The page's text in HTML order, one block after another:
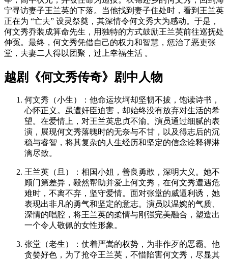
宁寻访妻子王兰英的下落。当他找到妻子住处时，看到王兰英
正在为 “亡夫” 设灵祭奠，其深情令何文秀大为感动。于是，
何文秀乔装成算命先生，用独特的方式鼓励王兰英前往巡抚处
伸冤。最终，何文秀凭借自己的权力和智慧，惩治了恶吏张
堂，夫妻二人得以团聚，过上幸福生活 。
越剧《何文秀传奇》剧中人物
何文秀（小生）
：他命运坎坷却坚韧不拔，饱读诗书，
心怀正义。虽遭奸臣迫害，却始终没有放弃对生活的希
望。在爱情上，对王兰英忠贞不渝。演员通过细腻的表
演，展现何文秀落魄时的无奈与不甘，以及得志后的沉
稳与睿智，将其复杂的人生经历和坚定的信念诠释得淋
漓尽致。
王兰英（旦）
：相国小姐，善良勇敢，深明大义。她不
顾门第差异，毅然帮助并爱上何文秀，在何文秀遭遇危
难时，不离不弃，坚守爱情。面对张堂的威逼利诱，她
表现出非凡的勇气和坚定的意志。演员以温婉的气质、
深情的唱腔，将王兰英的柔情与刚强完美融合，塑造出
一个令人敬佩的女性形象。
张堂（老生）
：仗着严嵩的权势，为非作歹的恶霸。他
贪婪好色，为了抢夺王兰英，不惜陷害何文秀，尽显其